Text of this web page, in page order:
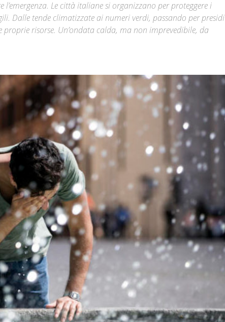
Città
Le città italiane si organizzano per proteggere i
Dalle tende climatizzate ai numeri verdi, passando per presidi
risorse. Un’ondata calda, ma non imprevedibile, da